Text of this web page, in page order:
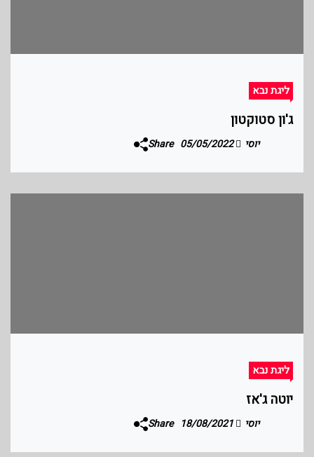
ליגת נבא
ג'ון סטוקטון
יוסי 05/05/2022
Share
ליגת נבא
יוטה ג'אז
יוסי Share